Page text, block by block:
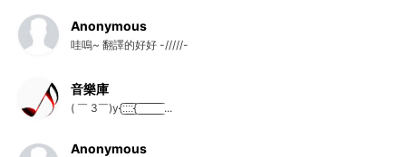
Anonymous
哇嗚~ 翻譯的好好 -/////-
音樂庫
( ￣ 3￣)y{:̲̅:̲̅:̲̅:̲̅{ ̲̅ ̲̅ ̲̅ ̲̅ ̲̅ ̲̅ ̲̅ ̲̅ ̲̅ ...
Anonymous